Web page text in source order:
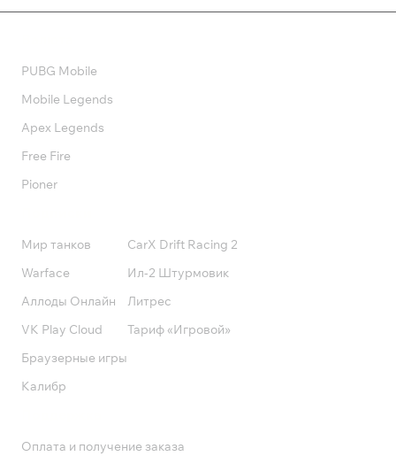
PUBG Mobile
Mobile Legends
Apex Legends
Free Fire
Pioner
Мир танков
Warface
Аллоды Онлайн
VK Play Cloud
Браузерные игры
Калибр
CarX Drift Racing 2
Ил-2 Штурмовик
Литрес
Тариф «Игровой»
Оплата и получение заказа